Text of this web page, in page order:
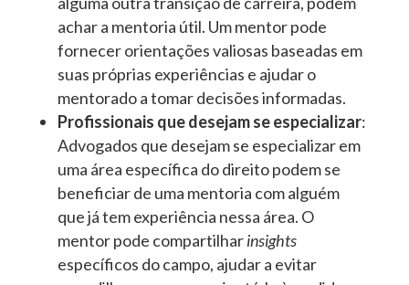
achar a mentoria útil. Um mentor pode
fornecer orientações valiosas baseadas em
suas próprias experiências e ajudar o
mentorado a tomar decisões informadas.
Profissionais que desejam se especializar:
Advogados que desejam se especializar em
uma área específica do direito podem se
beneficiar de uma mentoria com alguém
que já tem experiência nessa área. O
mentor pode compartilharinsights
específicos do campo, ajudar a evitar